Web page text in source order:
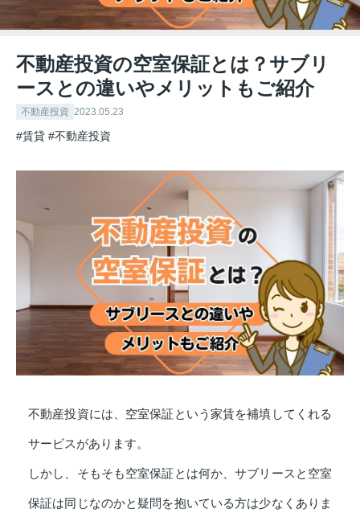
不動産投資の空室保証とは？サブリ
ースとの違いやメリットもご紹介
不動産投資 2023.05.23
#賃貸 #不動産投資
不動産投資には、空室保証という家賃を補填してくれる
サービスがあります。
しかし、そもそも空室保証とは何か、サブリースと空室
保証は同じなのかと疑問を抱いている方は少なくありま